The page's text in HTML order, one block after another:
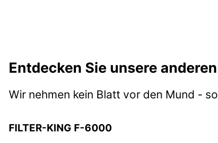
Entdecken Sie unsere
Wir nehmen kein Blatt vor den Mund -
FILTER-KING F-6000